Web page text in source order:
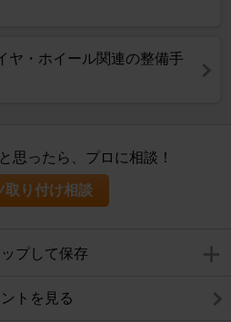
ヤ・ホイール関連の整備手
思ったら、プロに相談！
取り付け相談
プして保存
トを見る